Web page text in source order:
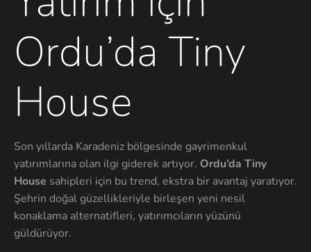
Ordu’da Tiny
House
Son yıllarda Karadeniz bölgesinde gayrimenkul
yatırımlarına olan ilgi giderek artıyor. Ordu’da Tiny
House sahipleri için bu trend, ekstra bir avantaj yaratıyor.
Şehrin doğal güzellikleriyle birleşen yeni nesil
konaklama alternatifleri, yatırımcıların yüzünü
güldürüyor.